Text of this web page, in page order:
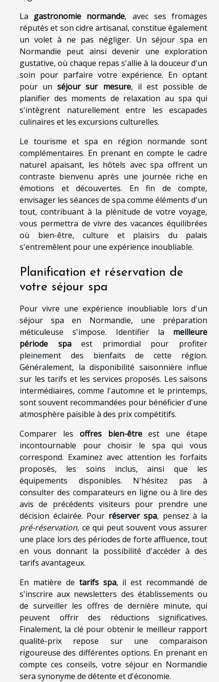
La gastronomie normande, avec ses fromages
réputés et son cidre artisanal, constitue également
un volet à ne pas négliger. Un séjour spa en
Normandie peut ainsi devenir une exploration
gustative, où chaque repas s'allie à la douceur d'un
soin pour parfaire votre expérience. En optant
pour unséjour sur mesure, il est possible de
planifier des moments de relaxation au spa qui
s'intègrent naturellement entre les escapades
culinaires et les excursions culturelles.
Le tourisme et spa en région normande sont
complémentaires. En prenant en compte le cadre
naturel apaisant, les hôtels avec spa offrent un
contraste bienvenu après une journée riche en
émotions et découvertes. En fin de compte,
envisager les séances de spa comme éléments d'un
tout, contribuant à la plénitude de votre voyage,
vous permettra de vivre des vacances équilibrées
où bien-être, culture et plaisirs du palais
s'entremêlent pour une expérience inoubliable.
Planification et réservation de
votre séjour spa
Pour vivre une expérience inoubliable lors d'un
séjour spa en Normandie, une préparation
méticuleuse s'impose. Identifier la meilleure
période spaest primordial pour profiter
pleinement des bienfaits de cette région.
Généralement, la disponibilité saisonnière influe
sur les tarifs et les services proposés. Les saisons
intermédiaires, comme l'automne et le printemps,
sont souvent recommandées pour bénéficier d'une
atmosphère paisible à des prix compétitifs.
Comparer les offres bien-êtreest une étape
incontournable pour choisir le spa qui vous
correspond. Examinez avec attention les forfaits
proposés, les soins inclus, ainsi que les
équipements disponibles. N'hésitez pas à
consulter des comparateurs en ligne ou à lire des
avis de précédents visiteurs pour prendre une
décision éclairée. Pour réserver spa, pensez à la
pré-réservation, ce qui peut souvent vous assurer
une place lors des périodes de forte affluence, tout
en vous donnant la possibilité d'accéder à des
tarifs avantageux.
En matière de tarifs spa, il est recommandé de
s'inscrire aux newsletters des établissements ou
de surveiller les offres de dernière minute, qui
peuvent offrir des réductions significatives.
Finalement, la clé pour obtenir le meilleur rapport
qualité-prix repose sur une comparaison
rigoureuse des différentes options. En prenant en
compte ces conseils, votre séjour en Normandie
sera synonyme de détente et d'économie.